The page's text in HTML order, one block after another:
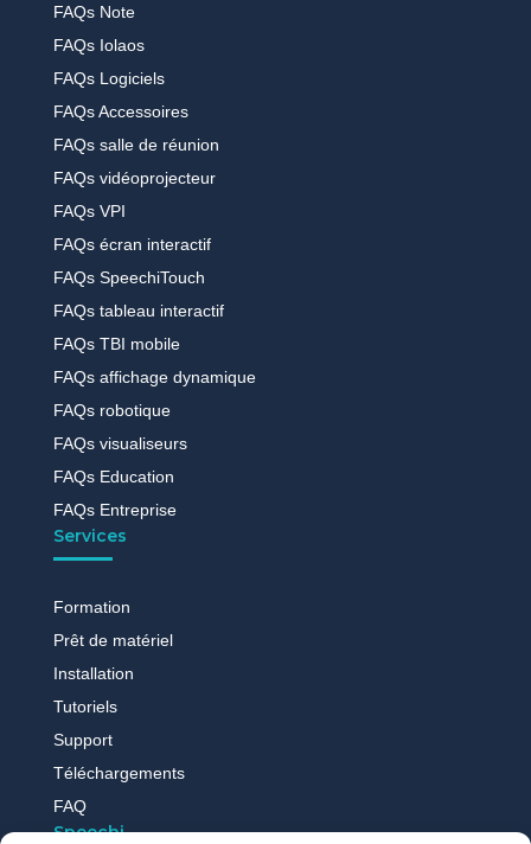
FAQs Note
FAQs Iolaos
FAQs Logiciels
FAQs Accessoires
FAQs salle de réunion
FAQs vidéoprojecteur
FAQs VPI
FAQs écran interactif
FAQs SpeechiTouch
FAQs tableau interactif
FAQs TBI mobile
FAQs affichage dynamique
FAQs robotique
FAQs visualiseurs
FAQs Education
FAQs Entreprise
Services
Formation
Prêt de matériel
Installation
Tutoriels
Support
Téléchargements
FAQ
Speechi